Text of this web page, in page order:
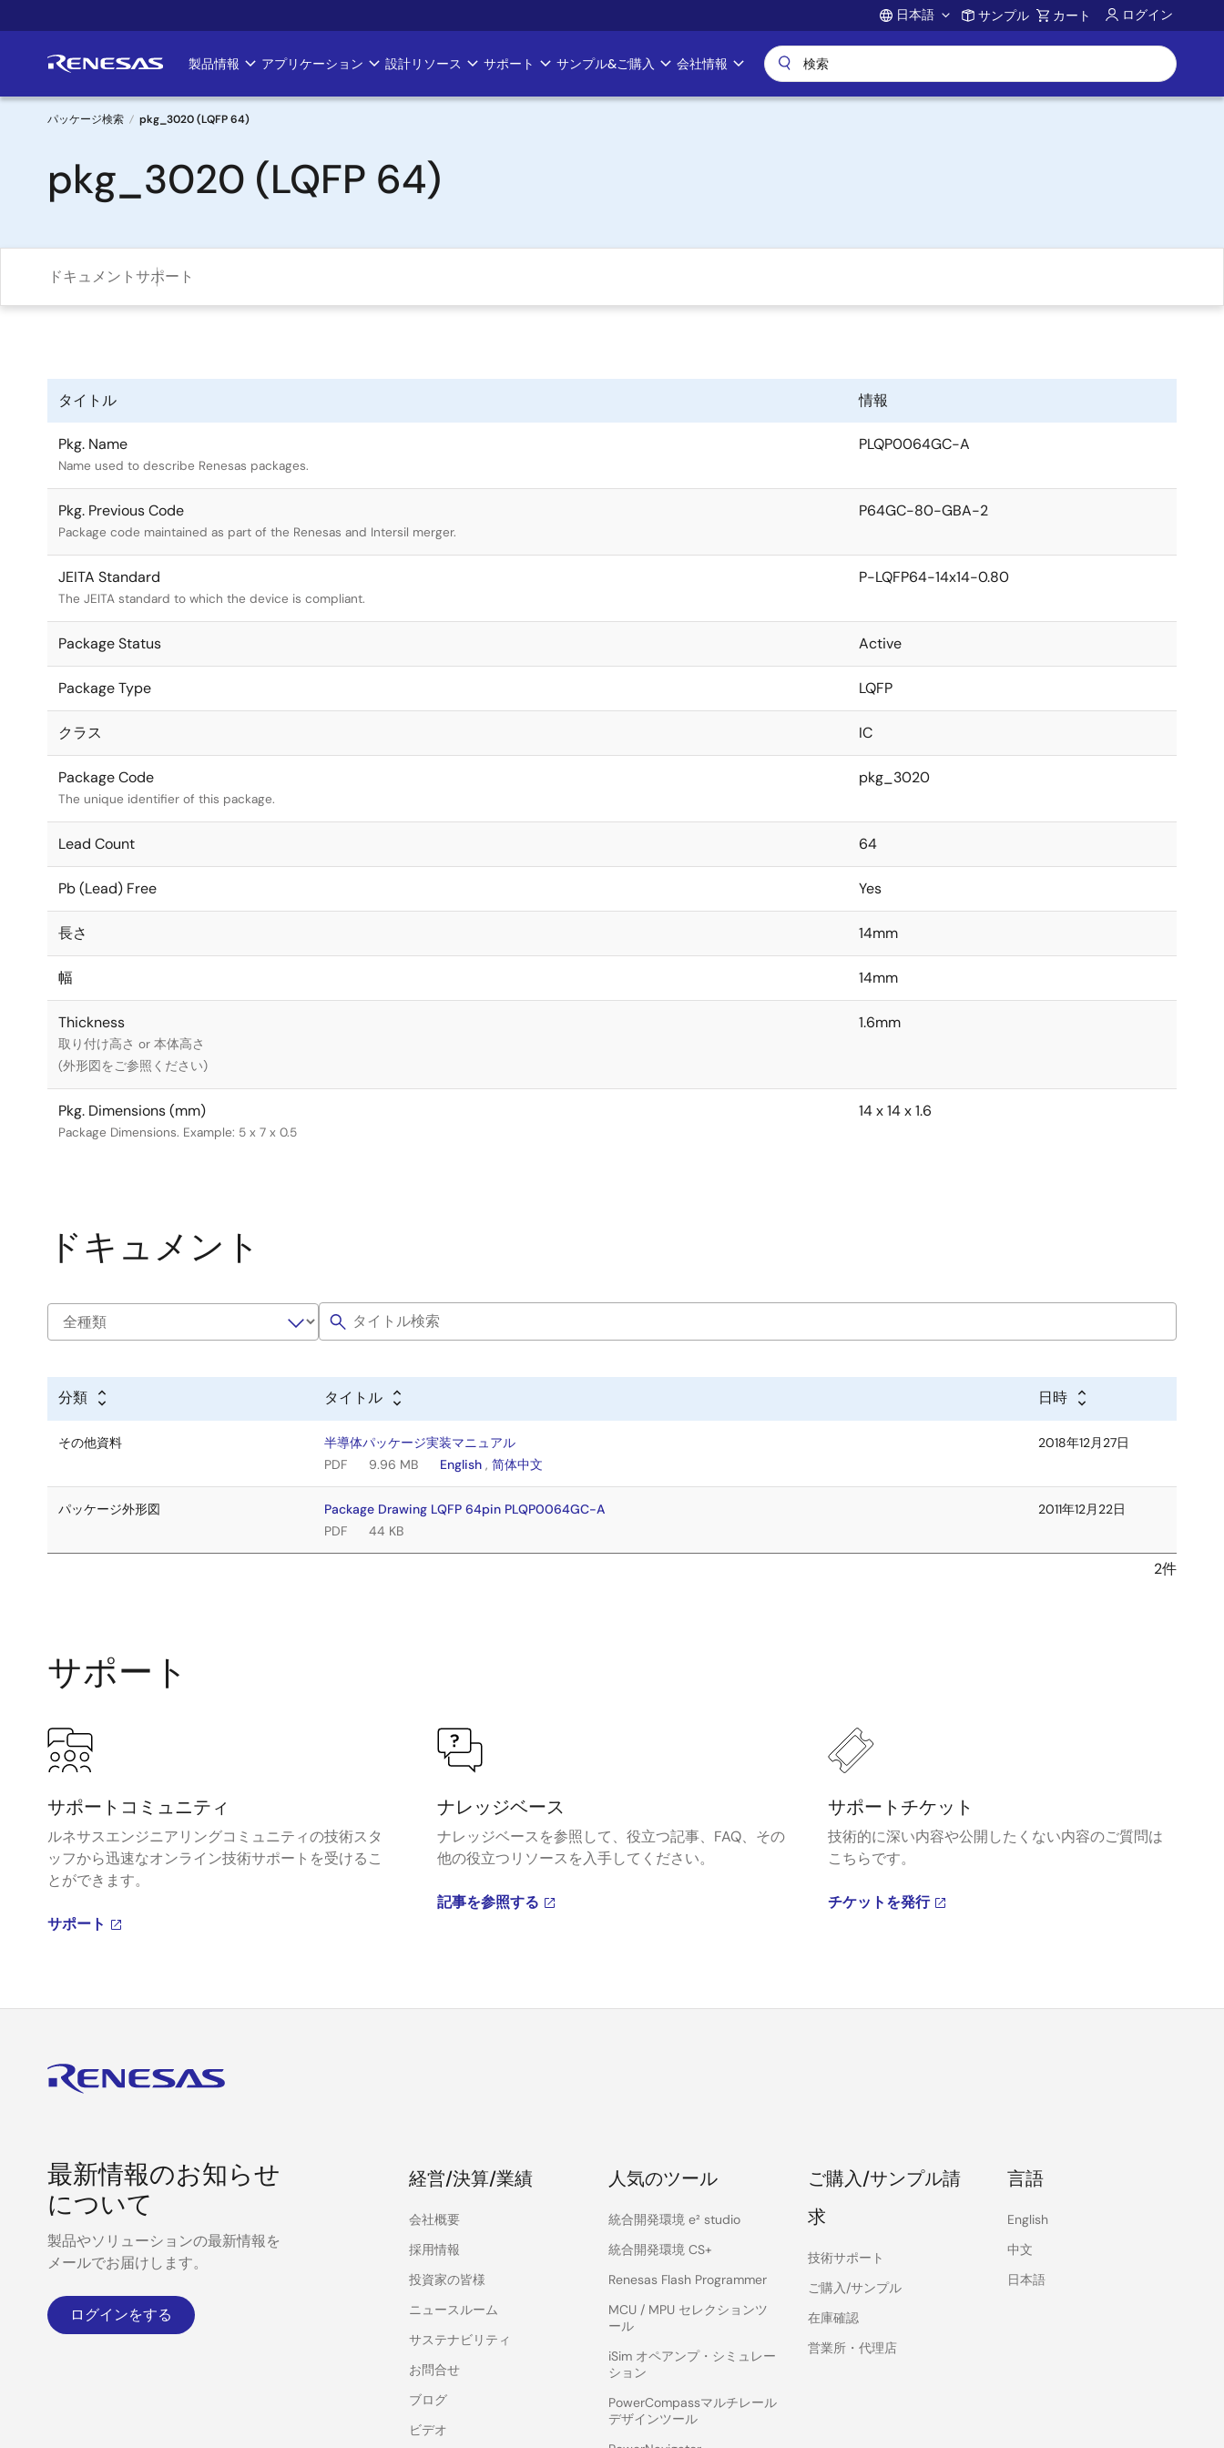
イ
ン
Account
日本語 サンプル カート ログイン
Main
navigation
製品情報 アプリケーション 設計リソース サポート サンプル&ご購入 会社情報
パ
ン
く
ず
パッケージ検索 pkg_3020 (LQFP 64)
pkg_3020 (LQFP 64)
ドキュメントサポート
タイトル 情報
Pkg. Name
Name used to describe Renesas packages.
PLQP0064GC-A
Pkg. Previous Code
Package code maintained as part of the Renesas and Intersil merger.
P64GC-80-GBA-2
JEITA Standard
The JEITA standard to which the device is compliant.
P-LQFP64-14x14-0.80
Package Status Active
Package Type LQFP
クラス IC
Package Code
The unique identifier of this package.
pkg_3020
Lead Count 64
Pb (Lead) Free Yes
長さ 14mm
幅 14mm
Thickness
取り付け高さ or 本体高さ
(外形図をご参照ください)
1.6mm
Pkg. Dimensions (mm)
Package Dimensions. Example: 5 x 7 x 0.5
14 x 14 x 1.6
ドキュメント
分類 タイトル 日時
その他資料
半導体パッケージ実装マニュアル
PDF
9.96 MB English, 简体中文
2018年12月27日
パッケージ外形図
Package Drawing LQFP 64pin PLQP0064GC-A
PDF
44 KB
2011年12月22日
2件
サポート
サポートコミュニティ
ルネサスエンジニアリングコミュニティの技術スタ
ッフから迅速なオンライン技術サポートを受けるこ
とができます。
サポート
ナレッジベース
ナレッジベースを参照して、役立つ記事、FAQ、その
他の役立つリソースを入手してください。
記事を参照する
サポートチケット
技術的に深い内容や公開したくない内容のご質問は
こちらです。
チケットを発行
最新情報のお知らせ
について
製品やソリューションの最新情報を
メールでお届けします。
ログインをする
経営/決算/業績
会社概要
採用情報
投資家の皆様
ニュースルーム
サステナビリティ
お問合せ
ブログ
ビデオ
人気のツール
統合開発環境 e² studio
統合開発環境 CS+
Renesas Flash Programmer
MCU / MPU セレクションツ
ール
iSim オペアンプ・シミュレー
ション
PowerCompassマルチレール
デザインツール
ご購入/サンプル請
求
技術サポート
ご購入/サンプル
在庫確認
営業所・代理店
言語
English
中文
日本語